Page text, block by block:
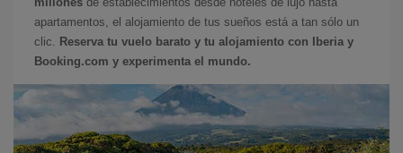
apartamentos, el alojamiento de tus sueños está a tan sólo un
clic.
Reserva tu vuelo barato y tu alojamiento con Iberia y
Booking.com y experimenta el mundo.